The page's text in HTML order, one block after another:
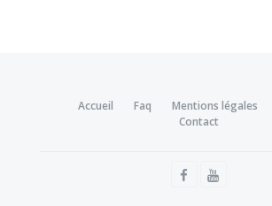
Accueil Faq Mentions légales
Contact